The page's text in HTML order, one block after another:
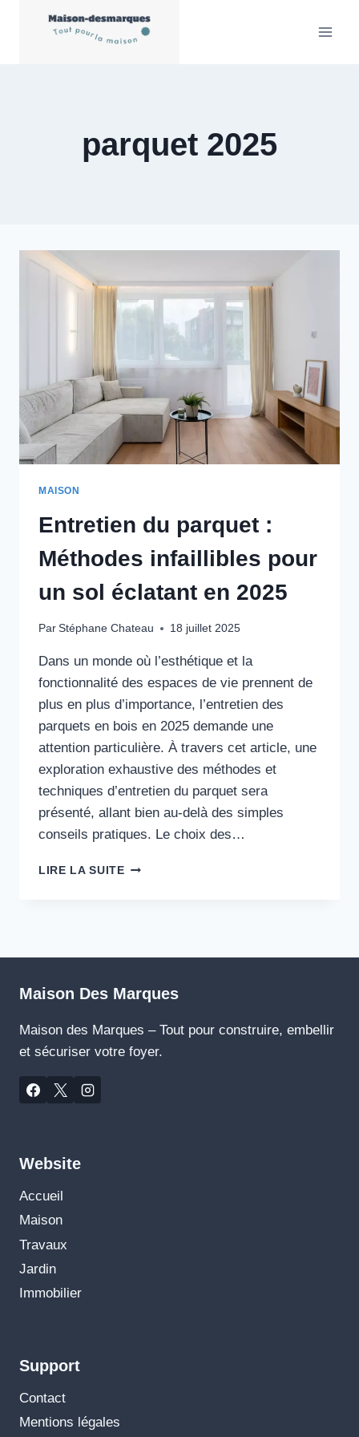
parquet 2025
MAISON
Entretien du parquet :
Méthodes infaillibles pour
un sol éclatant en 2025
Par Stéphane Chateau 18 juillet 2025
Dans un monde où l’esthétique et la
fonctionnalité des espaces de vie prennent de
plus en plus d’importance, l’entretien des
parquets en bois en 2025 demande une
attention particulière. À travers cet article, une
exploration exhaustive des méthodes et
techniques d’entretien du parquet sera
présenté, allant bien au-delà des simples
conseils pratiques. Le choix des…
LIRE LA SUITEENTRETIEN
SOL
EN
2025
Maison Des Marques
Maison des Marques – Tout pour construire, embellir
et sécuriser votre foyer.
Website
Accueil
Maison
Travaux
Jardin
Immobilier
Support
Contact
Mentions légales